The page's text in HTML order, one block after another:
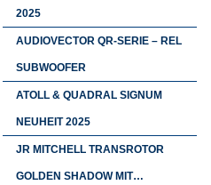
2025
AUDIOVECTOR QR-SERIE – REL
SUBWOOFER
ATOLL & QUADRAL SIGNUM
NEUHEIT 2025
JR MITCHELL TRANSROTOR
GOLDEN SHADOW MIT…